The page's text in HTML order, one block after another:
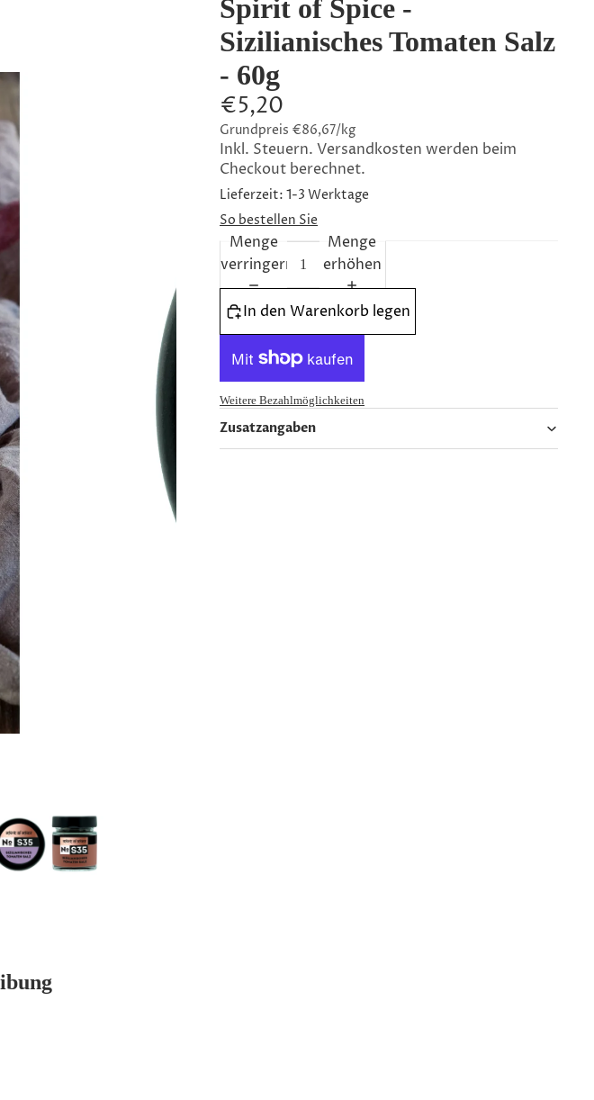
Spirit of Spice -
Sizilianisches Tomaten Salz
- 60g
€5,20
Grundpreis €86,67/kg
Inkl. Steuern. Versandkosten werden beim
Checkout berechnet.
Lieferzeit: 1-3 Werktage
So bestellen Sie
Menge
verringern
Menge
erhöhen
In den Warenkorb legen
Weitere Bezahlmöglichkeiten
Zusatzangaben